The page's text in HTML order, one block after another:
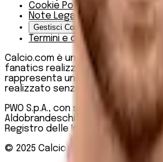
Cookie Policy
Note Legali
Gestisci Cookie
Termini e condizioni
Calcio.com è un innovativo data
fanatics realizzato da PWO SpA.
rappresenta una testata
realizzato senza alcuna periodicità.
PWO S.p.A., con sede legale in
Aldobrandeschi n. 300, C.F. e P.IVA
Registro delle Imprese di Roma n.
© 2025 Calcio.com